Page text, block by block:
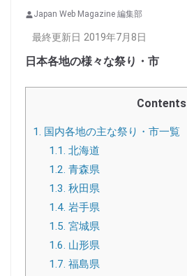
Japan Web Magazine 編集部
最終更新日 2019年7月8日
日本各地の様々な祭り・市
Contents
1. 国内各地の主な祭り・市一覧
1.1. 北海道
1.2. 青森県
1.3. 秋田県
1.4. 岩手県
1.5. 宮城県
1.6. 山形県
1.7. 福島県